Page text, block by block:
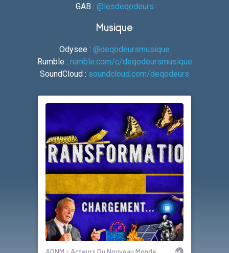
GAB : @lesdeqodeurs
Musique
Odysee : @deqodeursmusique
Rumble : rumble.com/c/deqodeursmusique
SoundCloud : soundcloud.com/deqodeurs